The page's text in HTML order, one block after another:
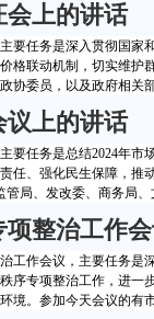
会上的讲话
要任务是深入贯彻国家
格联动机制，切实维护
协委员，以及政府相关
议上的讲话
要任务是总结2024年市
任、强化民生保障，推
局、发改委、商务局
整治工作
工作会议，主要任务是
序专项整治工作，进一
境。参加今天会议的有